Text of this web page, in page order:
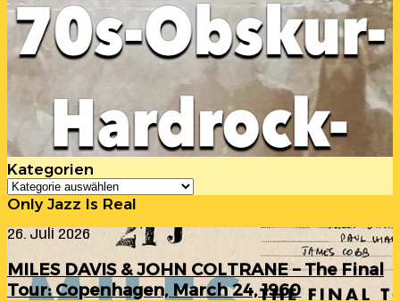
Kategorien
Kategorien
Only Jazz Is Real
MILES
&
JOHN
COLTRANE
26. Juli 2026
MILES DAVIS & JOHN COLTRANE – The Final
Tour: Copenhagen, March 24, 1960